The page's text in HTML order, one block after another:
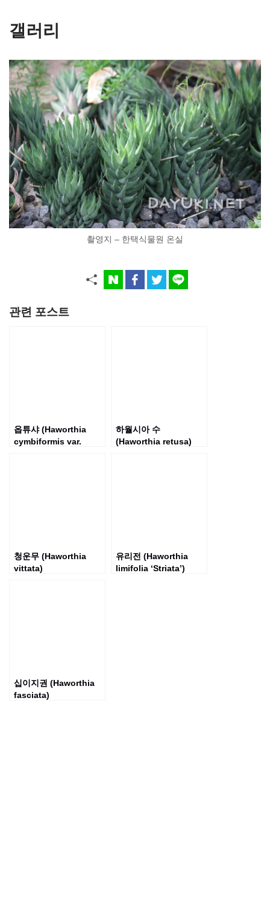
갤러리
촬영지 – 한택식물원 온실
관련 포스트
옵튜샤 (Haworthia
cymbiformis var.
하월시아 수
(Haworthia retusa)
청운무 (Haworthia
vittata)
유리전 (Haworthia
limifolia ‘Striata’)
십이지권 (Haworthia
fasciata)